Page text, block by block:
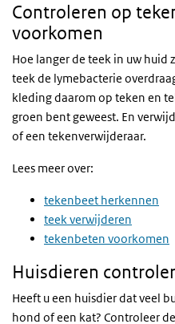
Controleren op
voorkomen
Hoe langer de teek in uw huid
teek de lymebacterie
kleding daarom op teken en
groen bent geweest. En
of een tekenverwijderaar.
Lees meer over:
tekenbeet herkennen
teek verwijderen
tekenbeten voorkomen
Huisdieren
Heeft u een huisdier dat veel
hond of een kat? Controleer